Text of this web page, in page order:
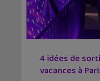
4 idées de
vacances à